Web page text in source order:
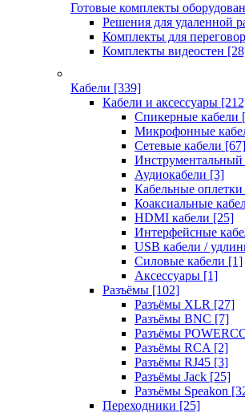
Готовые комплекты
Решения для удаленной
Комплекты для
Комплекты видеостен
Кабели [339]
Кабели и аксессуары
Спикерные кабели
Микрофонные
Сетевые кабели [67]
Инструментальный
Аудиокабели [3]
Кабельные оплетки
Коаксиальные
HDMI кабели [25]
Интерфейсные
USB кабели /
Силовые кабели [1]
Аксессуары [1]
Разъёмы [102]
Разъёмы XLR [27]
Разъёмы BNC [7]
Разъёмы
Разъёмы RCA [2]
Разъёмы RJ45 [3]
Разъёмы Jack [25]
Разъёмы Speakon
Переходники [25]